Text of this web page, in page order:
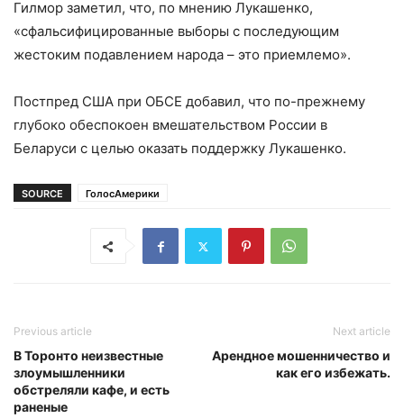
Гилмор заметил, что, по мнению Лукашенко,
«сфальсифицированные выборы с последующим
жестоким подавлением народа – это приемлемо».
Постпред США при ОБСЕ добавил, что по-прежнему
глубоко обеспокоен вмешательством России в
Белaруси с целью оказать поддержку Лукашенко.
SOURCE ГолосАмерики
Previous article
В Торонто неизвестные
злоумышленники
обстреляли кафе, и есть
раненые
Next article
Арендное мошенничество и
как его избежать.